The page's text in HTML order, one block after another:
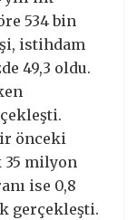
534 bin
istihdam
49,3 oldu.
önceki
35 milyon
ise 0,8
gerçekleşti.